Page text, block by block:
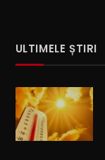
ULTIMELE ȘTIRI